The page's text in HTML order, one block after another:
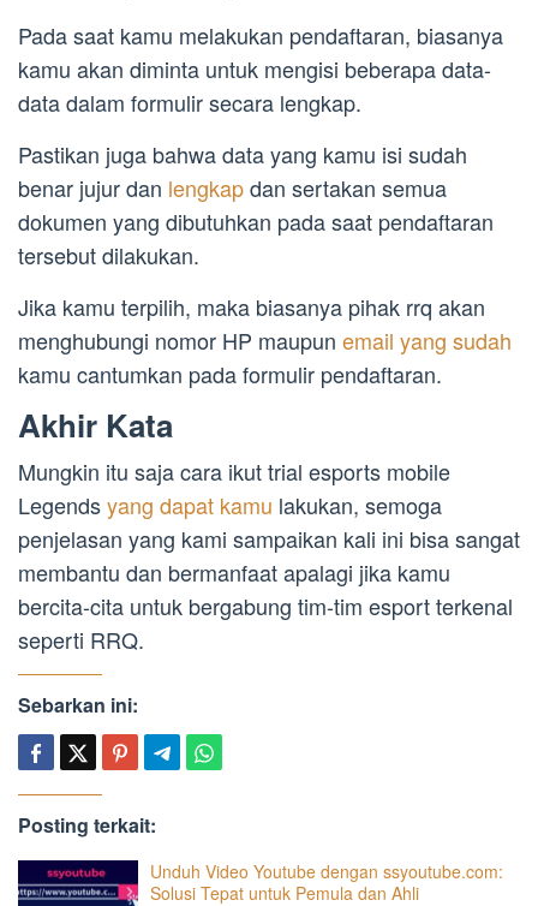
Pada saat kamu melakukan pendaftaran, biasanya
kamu akan diminta untuk mengisi beberapa data-
data dalam formulir secara lengkap.
Pastikan juga bahwa data yang kamu isi sudah
benar jujur dan lengkapdan sertakan semua
dokumen yang dibutuhkan pada saat pendaftaran
tersebut dilakukan.
Jika kamu terpilih, maka biasanya pihak rrq akan
menghubungi nomor HP maupun email yang sudah
kamu cantumkan pada formulir pendaftaran.
Akhir Kata
Mungkin itu saja cara ikut trial esports mobile
Legendsyang dapat kamu lakukan, semoga
penjelasan yang kami sampaikan kali ini bisa sangat
membantu dan bermanfaat apalagi jika kamu
bercita-cita untuk bergabung tim-tim esport terkenal
seperti RRQ.
Sebarkan ini:
Posting terkait:
Unduh Video Youtube dengan ssyoutube.com:
Solusi Tepat untuk Pemula dan Ahli